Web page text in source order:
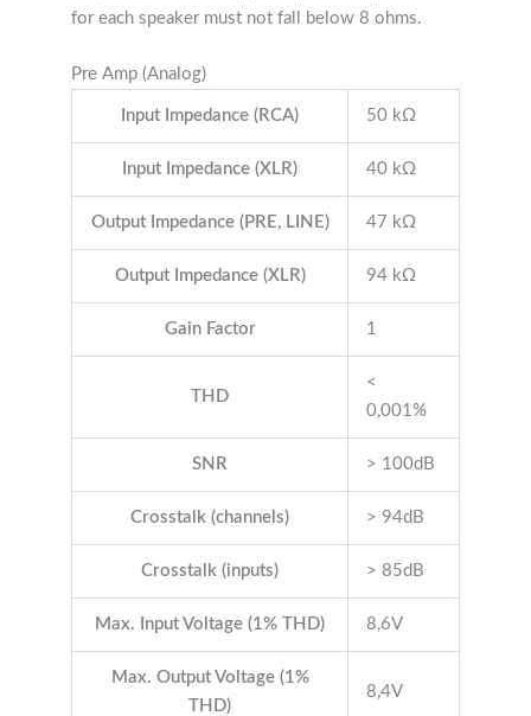
for each speaker must not fall below 8 ohms.
Pre Amp (Analog)
Input Impedance (RCA) 50 kΩ
Input Impedance (XLR) 40 kΩ
Output Impedance (PRE, LINE) 47 kΩ
Output Impedance (XLR) 94 kΩ
Gain Factor 1
THD
<
0,001%
SNR > 100dB
Crosstalk (channels) > 94dB
Crosstalk (inputs) > 85dB
Max. Input Voltage (1% THD) 8,6V
Max. Output Voltage (1%
THD)
8,4V